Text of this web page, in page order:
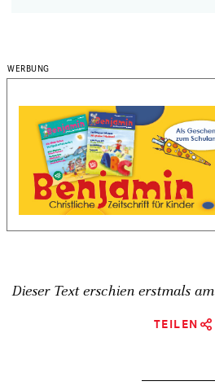
Dieser Text erschien erstmals am
TEILEN